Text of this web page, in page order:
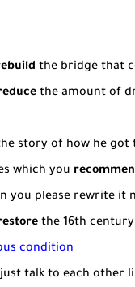
the bridge that
the amount of
story of how he got
which you
you please rewrite it
the 16th
condition
talk to each other